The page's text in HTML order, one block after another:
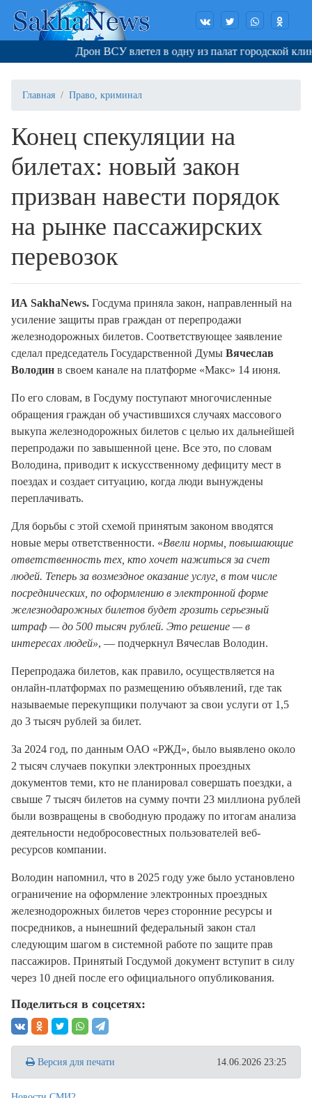
Дрон ВСУ влетел в одну из палат городской
Главная Право, криминал
Конец спекуляции на
билетах: новый закон
призван навести порядок
на рынке пассажирских
перевозок
ИА SakhaNews. Госдума приняла закон, направленный на
усиление защиты прав граждан от перепродажи
железнодорожных билетов. Соответствующее заявление
сделал председатель Государственной Думы Вячеслав
Володин в своем канале на платформе «Макс» 14 июня.
По его словам, в Госдуму поступают многочисленные
обращения граждан об участившихся случаях массового
выкупа железнодорожных билетов с целью их дальнейшей
перепродажи по завышенной цене. Все это, по словам
Володина, приводит к искусственному дефициту мест в
поездах и создает ситуацию, когда люди вынуждены
переплачивать.
Для борьбы с этой схемой принятым законом вводятся
новые меры ответственности. «Ввели нормы, повышающие
ответственность тех, кто хочет нажиться за счет
людей. Теперь за возмездное оказание услуг, в том числе
посреднических, по оформлению в электронной форме
железнодарожных билетов будет грозить серьезный
штраф — до 500 тысяч рублей. Это решение — в
интересах людей», — подчеркнул Вячеслав Володин.
Перепродажа билетов, как правило, осуществляется на
онлайн-платформах по размещению объявлений, где так
называемые перекупщики получают за свои услуги от 1,5
до 3 тысяч рублей за билет.
За 2024 год, по данным ОАО «РЖД», было выявлено около
2 тысяч случаев покупки электронных проездных
документов теми, кто не планировал совершать поездки, а
свыше 7 тысяч билетов на сумму почти 23 миллиона рублей
были возвращены в свободную продажу по итогам анализа
деятельности недобросовестных пользователей веб-
ресурсов компании.
Володин напомнил, что в 2025 году уже было установлено
ограничение на оформление электронных проездных
железнодорожных билетов через сторонние ресурсы и
посредников, а нынешний федеральный закон стал
следующим шагом в системной работе по защите прав
пассажиров. Принятый Госдумой документ вступит в силу
через 10 дней после его официального опубликования.
Поделиться в соцсетях:
Версия для печати 14.06.2026 23:25